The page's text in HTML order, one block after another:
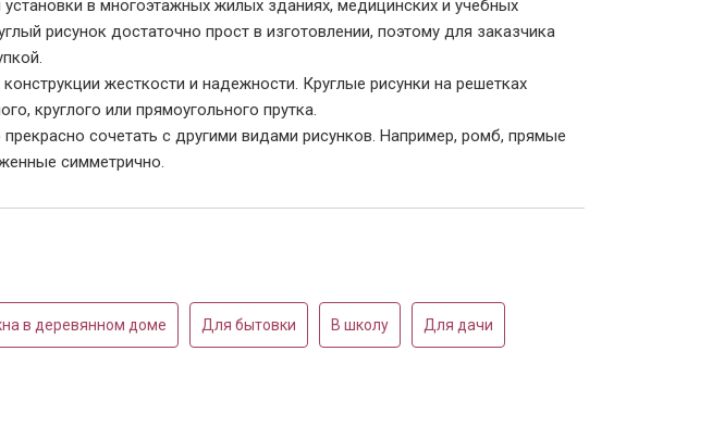
в многоэтажных жилых зданиях, медицинских и учебных
рисунок достаточно прост в изготовлении, поэтому для заказчика
жесткости и надежности. Круглые рисунки на решетках
круглого или прямоугольного прутка.
сочетать с другими видами рисунков. Например, ромб, прямые
симметрично.
в деревянном доме Для бытовки В школу Для дачи